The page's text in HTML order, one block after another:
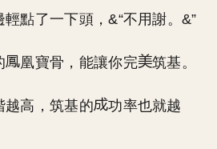
點了一下頭，&“不用謝。&”
凰寶骨，能讓你完 筑基。
越高，筑基的
功率也就越